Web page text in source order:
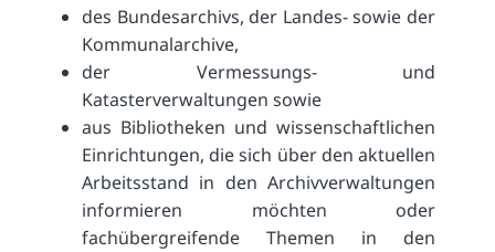
des Bundesarchivs, der Landes- sowie der
Kommunalarchive,
der Vermessungs- und
Katasterverwaltungen sowie
aus Bibliotheken und wissenschaftlichen
Einrichtungen, die sich über den aktuellen
Arbeitsstand in den Archivverwaltungen
informieren möchten oder
fachübergreifende Themen in den